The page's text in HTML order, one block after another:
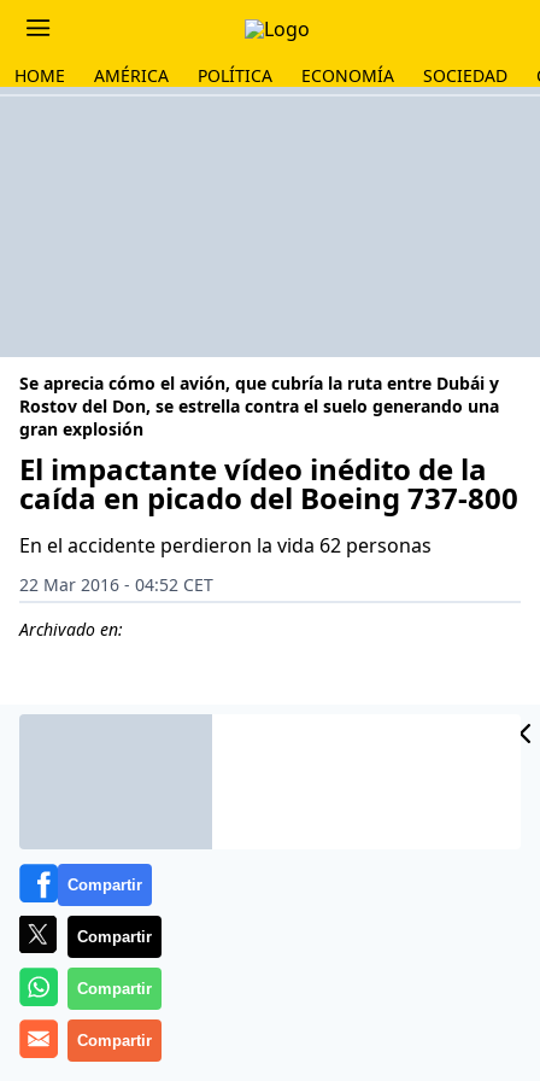
HOME AMÉRICA POLÍTICA ECONOMÍA SOCIEDAD
Se aprecia cómo el avión, que cubría la ruta entre Dubái y
Rostov del Don, se estrella contra el suelo generando una
gran explosión
El impactante vídeo inédito de la
caída en picado del Boeing 737-800
En el accidente perdieron la vida 62 personas
22 Mar 2016 - 04:52 CET
Archivado en:
Un nuevo video aparecido en Youtube recoge los
últimos segundos del vuelo del Boeing 737-800 de la
compañía aérea FlyDubai, que se estrelló el pasado 19
Compartir
Compartir
Compartir
Compartir